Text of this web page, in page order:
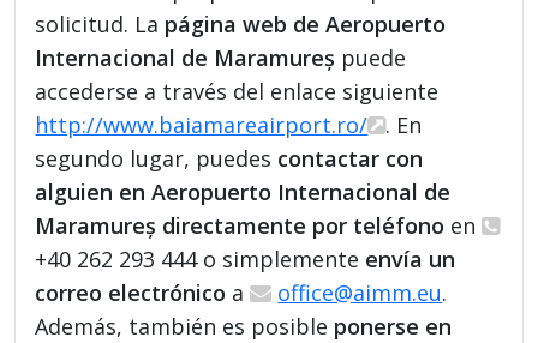
solicitud. La página web de Aeropuerto
Internacional de Maramureș puede
accederse a través del enlace siguiente
http://www.baiamareairport.ro/
. En
segundo lugar, puedes contactar con
alguien en Aeropuerto Internacional de
Maramureș directamente por teléfono en
+40 262 293 444 o simplemente envía un
correo electrónico a office@aimm.eu.
Además, también es posible ponerse en